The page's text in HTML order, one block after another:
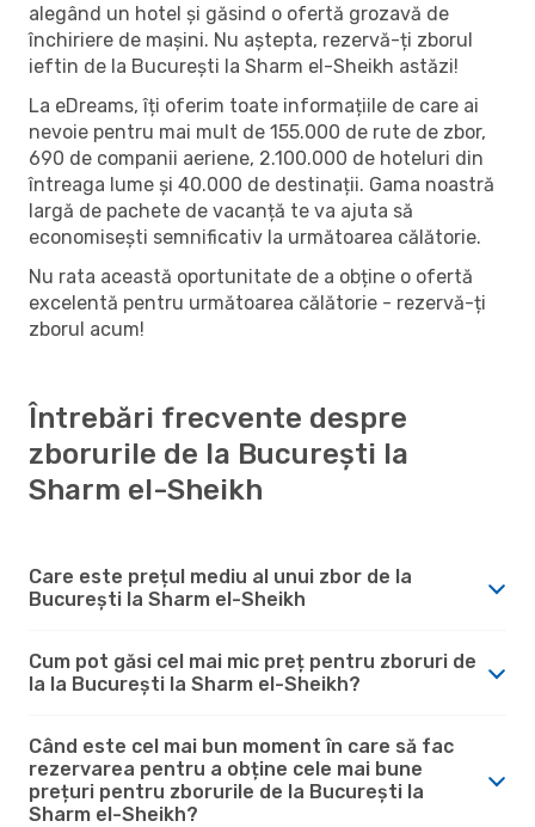
alegând un hotel și găsind o ofertă grozavă de
închiriere de mașini. Nu aștepta, rezervă-ți zborul
ieftin de la București la Sharm el-Sheikh astăzi!
La eDreams, îți oferim toate informațiile de care ai
nevoie pentru mai mult de 155.000 de rute de zbor,
690 de companii aeriene, 2.100.000 de hoteluri din
întreaga lume și 40.000 de destinații. Gama noastră
largă de pachete de vacanță te va ajuta să
economisești semnificativ la următoarea călătorie.
Nu rata această oportunitate de a obține o ofertă
excelentă pentru următoarea călătorie - rezervă-ți
zborul acum!
Întrebări frecvente despre
zborurile de la București la
Sharm el-Sheikh
Care este prețul mediu al unui zbor de la
București la Sharm el-Sheikh
Cum pot găsi cel mai mic preț pentru zboruri de
la la București la Sharm el-Sheikh?
Când este cel mai bun moment în care să fac
rezervarea pentru a obține cele mai bune
prețuri pentru zborurile de la București la
Sharm el-Sheikh?